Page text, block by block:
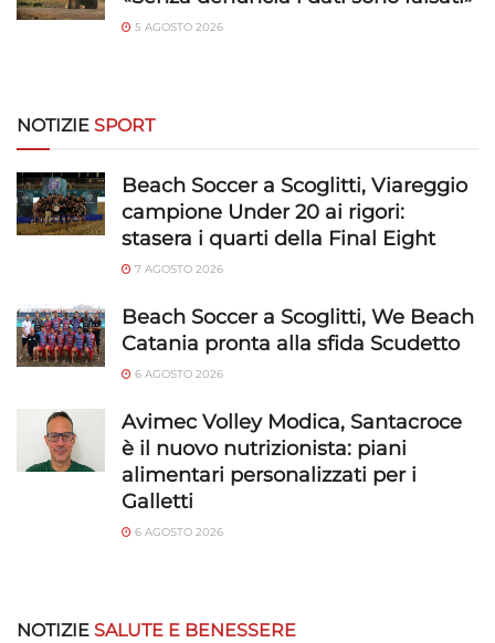
5 AGOSTO 2026
NOTIZIE SPORT
Beach Soccer a Scoglitti, Viareggio
campione Under 20 ai rigori:
stasera i quarti della Final Eight
7 AGOSTO 2026
Beach Soccer a Scoglitti, We Beach
Catania pronta alla sfida Scudetto
6 AGOSTO 2026
Avimec Volley Modica, Santacroce
è il nuovo nutrizionista: piani
alimentari personalizzati per i
Galletti
6 AGOSTO 2026
NOTIZIE SALUTE E BENESSERE